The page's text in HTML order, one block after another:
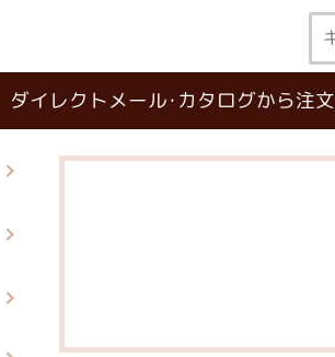
ダイレクトメール･カタログから注文